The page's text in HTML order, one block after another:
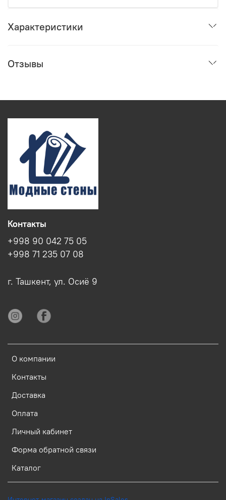
Характеристики
Отзывы
О компании
Контакты
Доставка
Оплата
Личный кабинет
Форма обратной связи
Каталог
Контакты
+998 90 042 75 05
+998 71 235 07 08
г. Ташкент, ул. Осиё 9